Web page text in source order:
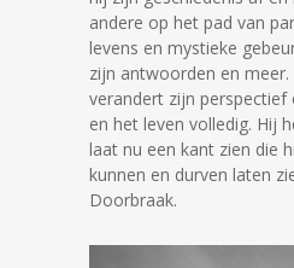
andere op het pad van
levens en mystieke
zijn antwoorden en
verandert zijn perspectief
en het leven volledig. Hij
laat nu een kant zien die
kunnen en durven laten
Doorbraak.